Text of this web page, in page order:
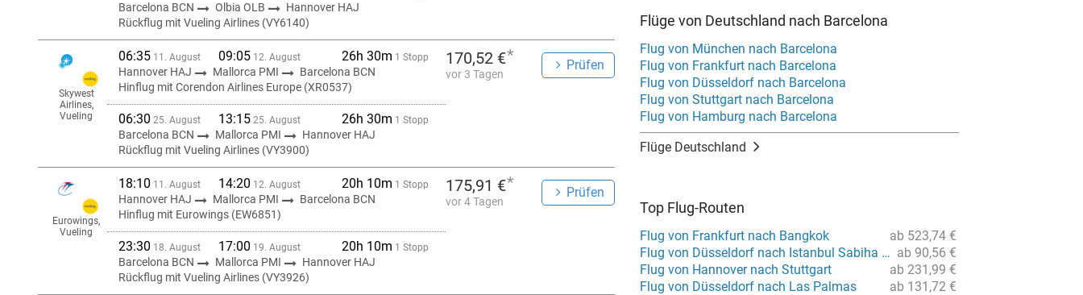
Barcelona BCN Olbia OLB
Hannover HAJ
Rückflug mit Vueling Airlines (VY6140)
06:35 11. August 09:05 12. August 26h 30m 1 Stopp
Hannover HAJ Mallorca PMI
Barcelona BCN
Hinflug mit Corendon Airlines Europe (XR0537)
06:30 25. August 13:15 25. August 26h 30m 1 Stopp
Barcelona BCN Mallorca PMI
Hannover HAJ
Rückflug mit Vueling Airlines (VY3900)
Skywest
Airlines,
Vueling
170,52 €*
vor 3 Tagen
Prüfen
18:10 11. August 14:20 12. August 20h 10m 1 Stopp
Hannover HAJ Mallorca PMI
Barcelona BCN
Hinflug mit Eurowings (EW6851)
23:30 18. August 17:00 19. August 20h 10m 1 Stopp
Barcelona BCN Mallorca PMI
Hannover HAJ
Rückflug mit Vueling Airlines (VY3926)
Eurowings,
Vueling
175,91 €*
vor 4 Tagen
Prüfen
Flüge von Deutschland nach Barcelona
Flug von München nach Barcelona
Flug von Frankfurt nach Barcelona
Flug von Düsseldorf nach Barcelona
Flug von Stuttgart nach Barcelona
Flug von Hamburg nach Barcelona
Flüge Deutschland
Top Flug-Routen
ab 523,74 €
Flug von Frankfurt nach Bangkok
ab 90,56 €
Flug von Düsseldorf nach Istanbul Sabiha Gökcen
ab 231,99 €
Flug von Hannover nach Stuttgart
ab 131,72 €
Flug von Düsseldorf nach Las Palmas